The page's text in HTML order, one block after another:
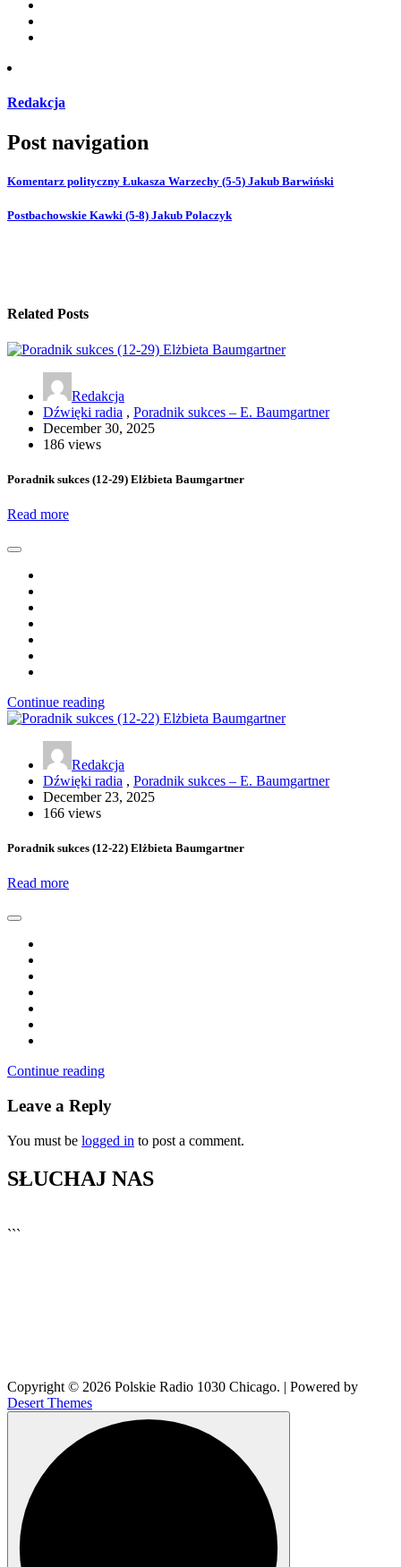
Redakcja
Post navigation
Komentarz polityczny Łukasza Warzechy (5-5) Jakub Barwiński
Postbachowskie Kawki (5-8) Jakub Polaczyk
Related Posts
Redakcja
Dźwięki radia , Poradnik sukces – E. Baumgartner
December 30, 2025
186 views
Poradnik sukces (12-29) Elżbieta Baumgartner
Read more
Continue reading
Redakcja
Dźwięki radia , Poradnik sukces – E. Baumgartner
December 23, 2025
166 views
Poradnik sukces (12-22) Elżbieta Baumgartner
Read more
Continue reading
Leave a Reply
You must be logged in to post a comment.
SŁUCHAJ NAS
```
Copyright © 2026 Polskie Radio 1030 Chicago. | Powered by
Desert Themes